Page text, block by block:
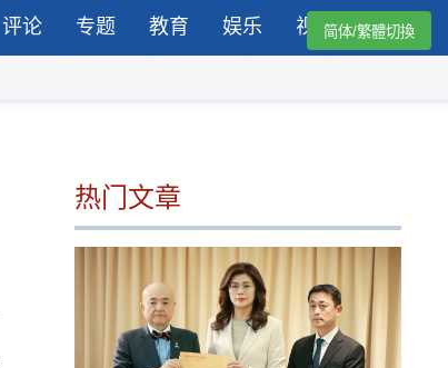
评论 专题 教育 娱乐 视频简体/繁體切換
热门文章